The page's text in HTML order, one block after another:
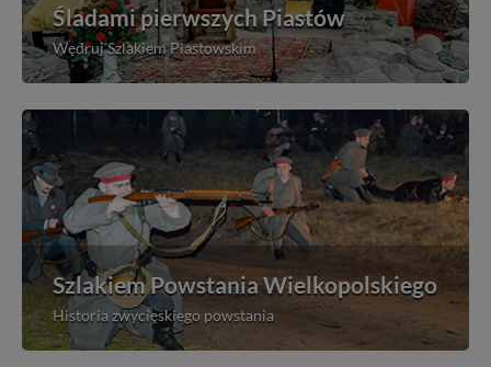
Śladami pierwszych Piastów
Wędruj Szlakiem Piastowskim
Szlakiem Powstania Wielkopolskiego
Historia zwycięskiego powstania